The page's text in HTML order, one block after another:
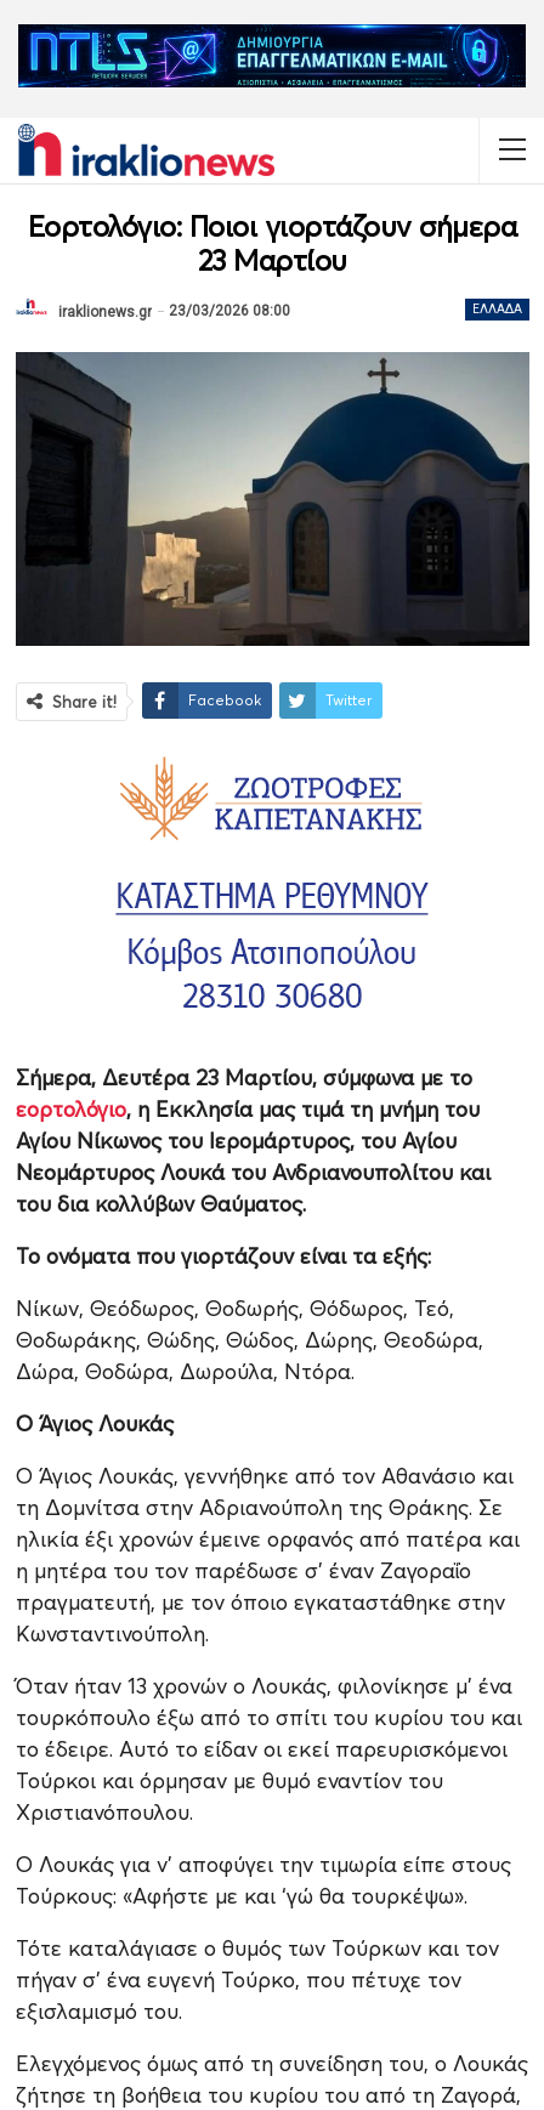
Εορτολόγιο: Ποιοι γιορτάζουν σήμερα
23 Μαρτίου
ΕΛΛΆΔΑ
iraklionews.gr 23/03/2026 08:00
Share it! Facebook Twitter
Σήμερα, Δευτέρα 23 Μαρτίου, σύμφωνα με το
εορτολόγιο, η Εκκλησία μας τιμά τη μνήμη του
Αγίου Νίκωνος του Ιερομάρτυρος, του Αγίου
Νεομάρτυρος Λουκά του Ανδριανουπολίτου και
του δια κολλύβων Θαύματος.
Το ονόματα που γιορτάζουν είναι τα εξής:
Νίκων, Θεόδωρος, Θοδωρής, Θόδωρος, Τεό,
Θοδωράκης, Θώδης, Θώδος, Δώρης, Θεοδώρα,
Δώρα, Θοδώρα, Δωρούλα, Ντόρα.
Ο Άγιος Λουκάς
Ο Άγιος Λουκάς, γεννήθηκε από τον Αθανάσιο και
τη Δομνίτσα στην Αδριανούπολη της Θράκης. Σε
ηλικία έξι χρονών έμεινε ορφανός από πατέρα και
η μητέρα του τον παρέδωσε σ’ έναν Ζαγοραΐο
πραγματευτή, με τον όποιο εγκαταστάθηκε στην
Κωνσταντινούπολη.
Όταν ήταν 13 χρονών ο Λουκάς, φιλονίκησε μ’ ένα
τουρκόπουλο έξω από το σπίτι του κυρίου του και
το έδειρε. Αυτό το είδαν οι εκεί παρευρισκόμενοι
Τούρκοι και όρμησαν με θυμό εναντίον του
Χριστιανόπουλου.
Ο Λουκάς για ν’ αποφύγει την τιμωρία είπε στους
Τούρκους: «Αφήστε με και ‘γώ θα τουρκέψω».
Τότε καταλάγιασε ο θυμός των Τούρκων και τον
πήγαν σ’ ένα ευγενή Τούρκο, που πέτυχε τον
εξισλαμισμό του.
Ελεγχόμενος όμως από τη συνείδηση του, ο Λουκάς
ζήτησε τη βοήθεια του κυρίου του από τη Ζαγορά,